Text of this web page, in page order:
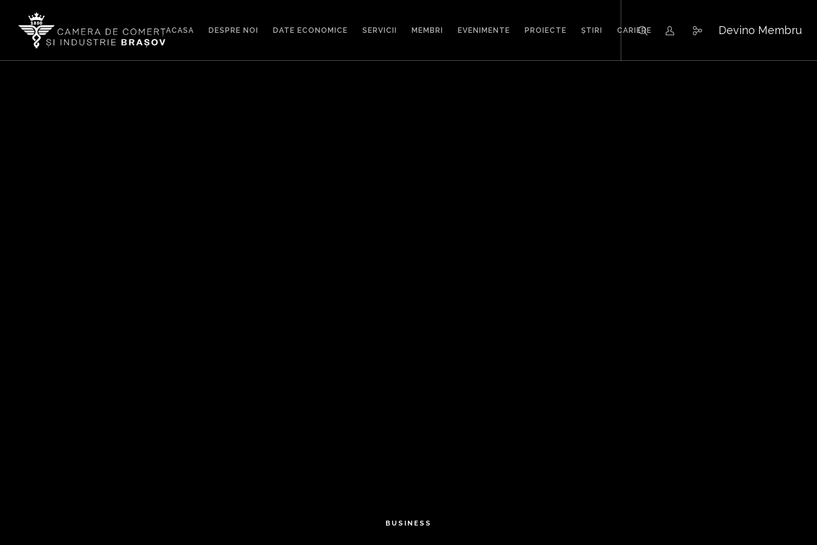
Devino Membru
ACASA DESPRE NOI DATE ECONOMICE SERVICII MEMBRI EVENIMENTE PROIECTE ȘTIRI CARIERE
BUSINESS